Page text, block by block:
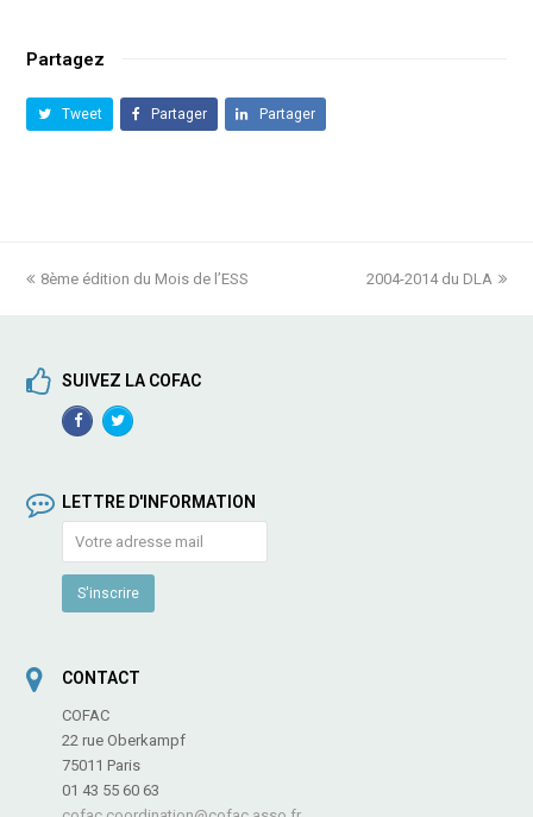
Partagez
Tweet Partager Partager
previous
8ème édition du Mois de l’ESS
next
2004-2014 du DLA
SUIVEZ LA COFAC
FacebookTwitterProfile
LETTRE D'INFORMATION
CONTACT
COFAC
22 rue Oberkampf
75011 Paris
01 43 55 60 63